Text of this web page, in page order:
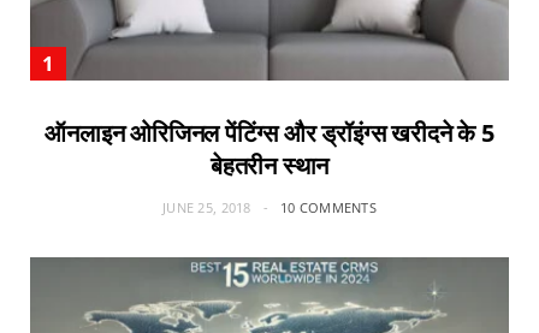
ऑनलाइन ओरिजिनल पेंटिंग्स और ड्रॉइंग्स खरीदने के 5
बेहतरीन स्थान
JUNE 25, 2018 10 COMMENTS